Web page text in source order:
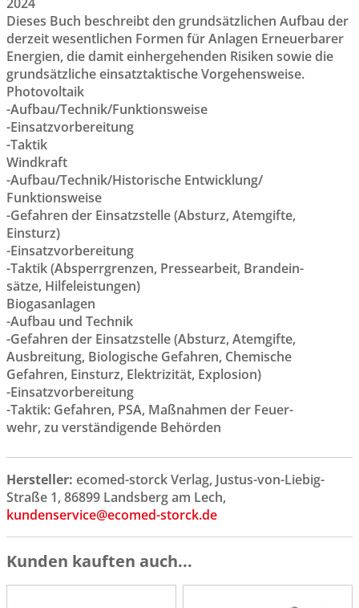
Dieses Buch beschreibt den grundsätzlichen Aufbau der
derzeit wesentlichen Formen für Anlagen Erneuerbarer
Energien, die damit einhergehenden Risiken sowie die
grundsätzliche einsatztaktische Vorgehensweise.
Photovoltaik
-Aufbau/Technik/Funktionsweise
-Einsatzvorbereitung
-Taktik
Windkraft
-Aufbau/Technik/Historische Entwicklung/
Funktionsweise
-Gefahren der Einsatzstelle (Absturz, Atemgifte,
Einsturz)
-Einsatzvorbereitung
-Taktik (Absperrgrenzen, Pressearbeit, Brandein-
sätze, Hilfeleistungen)
Biogasanlagen
-Aufbau und Technik
-Gefahren der Einsatzstelle (Absturz, Atemgifte,
Ausbreitung, Biologische Gefahren, Chemische
Gefahren, Einsturz, Elektrizität, Explosion)
-Einsatzvorbereitung
-Taktik: Gefahren, PSA, Maßnahmen der Feuer-
wehr, zu verständigende Behörden
Hersteller: ecomed-storck Verlag, Justus-von-Liebig-
Straße 1, 86899 Landsberg am Lech,
kundenservice@ecomed-storck.de
Kunden kauften auch...